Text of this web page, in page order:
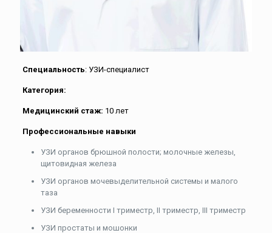
Специальность: УЗИ-специалист
Категория:
Медицинский стаж: 10 лет
Профессиональные навыки
УЗИ органов брюшной полости; молочные железы,
щитовидная железа
УЗИ органов мочевыделительной системы и малого
таза
УЗИ беременности I триместр, II триместр, III триместр
УЗИ простаты и мошонки